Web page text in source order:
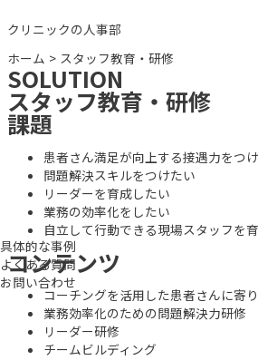
容
を
ス
キ
ッ
プ
クリニックの人事部
具体的な事例
よくある質問
お問い合わせ
ホーム スタッフ教育・研修
SOLUTION
スタッフ教育・研修
課題
患者さん満足が向上する接遇力をつ
問題解決スキルをつけたい
リーダーを育成したい
業務の効率化をしたい
自立して行動できる現場スタッフを
コンテンツ
コーチングを活用した患者さんに寄
業務効率化のための問題解決力研修
リーダー研修
チームビルディング